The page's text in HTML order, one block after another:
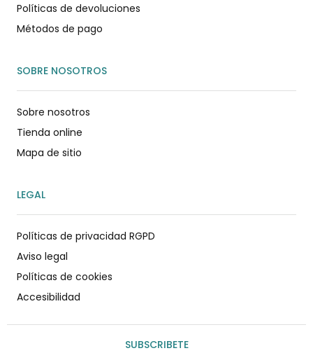
Políticas de devoluciones
Métodos de pago
SOBRE NOSOTROS
Sobre nosotros
Tienda online
Mapa de sitio
LEGAL
Políticas de privacidad RGPD
Aviso legal
Políticas de cookies
Accesibilidad
SUBSCRIBETE